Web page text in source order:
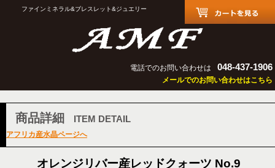
ファインミネラル&ブレスレット&ジュエリー
電話でのお問い合わせは 048-437-1906
メールでのお問い合わせはこちら
商品詳細 ITEM DETAIL
アフリカ産水晶ページへ
オレンジリバー産レッドクォーツ No.9